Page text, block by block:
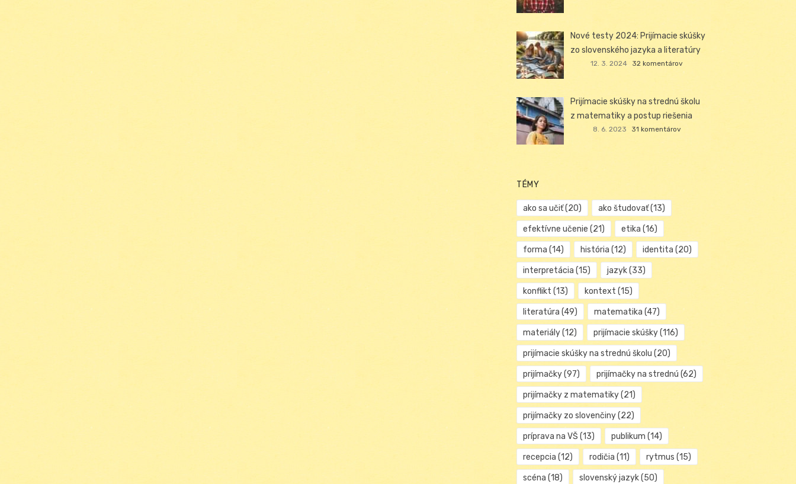
Nové testy 2024: Prijímacie skúšky
zo slovenského jazyka a literatúry
12. 3. 2024 32 komentárov
Prijímacie skúšky na strednú školu
z matematiky a postup riešenia
8. 6. 2023 31 komentárov
TÉMY
ako sa učiť(20) ako študovať(13)
efektívne učenie (21) etika (16)
forma (14) história (12) identita (20)
interpretácia (15) jazyk(33)
konflikt (13) kontext (15)
literatúra (49) matematika (47)
materiály(12) prijímacie skúšky(116)
prijímacie skúšky na strednú školu (20)
prijímačky(97) prijímačky na strednú (62)
prijímačky z matematiky(21)
prijímačky zo slovenčiny(22)
príprava na VŠ (13) publikum (14)
recepcia (12) rodičia (11) rytmus (15)
scéna (18) slovenský jazyk(50)